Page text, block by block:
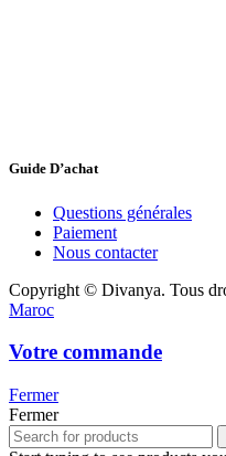
Guide D’achat
Questions générales
Paiement
Nous contacter
Copyright © Divanya. Tous
Maroc
Votre commande
Fermer
Fermer